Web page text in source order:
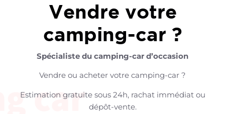
Vendre votre
camping-car ?
Spécialiste du camping-car d’occasion
Vendre ou acheter votre camping-car ?
Estimation gratuite sous 24h, rachat immédiat ou
dépôt-vente.